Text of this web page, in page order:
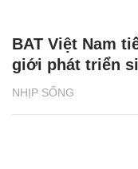
NHỊP SỐNG
BAT Việt Nam
giới phát triển